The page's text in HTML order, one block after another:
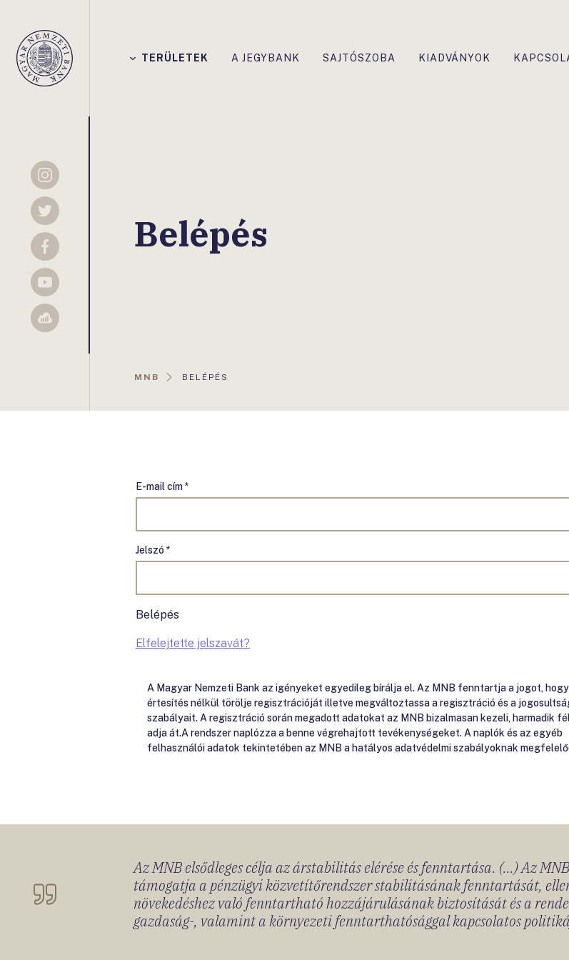
Magyar
Nemzeti
TERÜLETEK A JEGYBANK SAJTÓSZOBA KIADVÁNYOK
Instagram
Twitter
Facebook
YouTube
Sellsy
Belépés
MNB
AKTUÁLIS
BELÉPÉS
E-mail cím *
Jelszó *
Belépés
Elfelejtette jelszavát?
A Magyar Nemzeti Bank az igényeket egyedileg bírálja el. Az MNB fenntartja a jogot,
értesítés nélkül törölje regisztrációját illetve megváltoztassa a regisztráció és a
szabályait. A regisztráció során megadott adatokat az MNB bizalmasan kezeli, harmadik
adja át.A rendszer naplózza a benne végrehajtott tevékenységeket. A naplók és az egyéb
felhasználói adatok tekintetében az MNB a hatályos adatvédelmi szabályoknak
Az MNB elsődleges célja az árstabilitás elérése és fenntartása. (...) Az
támogatja a pénzügyi közvetítőrendszer stabilitásának fenntartását,
növekedéshez való fenntartható hozzájárulásának biztosítását és a
gazdaság-, valamint a környezeti fenntarthatósággal kapcsolatos